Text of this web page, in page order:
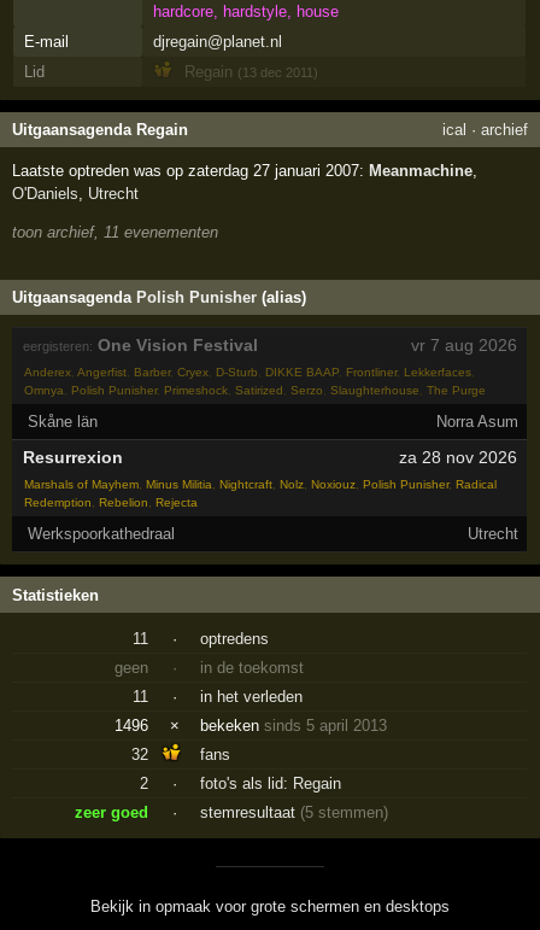
hardcore, hardstyle, house
E-mail
djregain@planet.nl
Lid
Regain (13 dec 2011)
Uitgaansagenda Regain ical · archief
Laatste optreden was op zaterdag 27 januari 2007: Meanmachine,
O'Daniels, Utrecht
toon archief, 11 evenementen
Uitgaansagenda Polish Punisher (alias)
eergisteren: One Vision Festival vr 7 aug 2026
Anderex ,Angerfist Barber,Cryex D-Sturb DIKKE BAAP Frontliner, Lekkerfaces
Omnya
Polish Punisher, Primeshock ,Satirized ,Serzo ,Slaughterhouse ,The Purge
Skåne län Norra Asum
Resurrexion za 28 nov 2026
Marshals of Mayhem ,Minus Militia ,Nightcraft ,Nolz ,Noxiouz ,Polish Punisher,Radical
Redemption
,Rebelion ,Rejecta
Werkspoorkathedraal Utrecht
Statistieken
11 ·
optredens
geen
·
in de toekomst
11
·
in het verleden
1496
× bekekensinds 5 april 2013
32
fans
2
·
foto's als lid: Regain
zeer goed
· stemresultaat (5 stemmen)
Bekijk in opmaak voor grote schermen en desktops